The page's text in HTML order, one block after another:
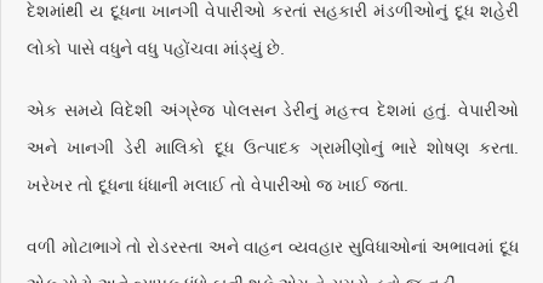
દેશમાંથી ય દૂધના ખાનગી વેપારીઓ કરતાં સહકારી મંડળીઓનું દૂધ શહેરી
લોકો પાસે વધુને વધુ પહોંચવા માંડ્યું છે.
એક સમયે વિદેશી અંગ્રેજ પોલસન ડેરીનું મહત્ત્વ દેશમાં હતું. વેપારીઓ
અને ખાનગી ડેરી માલિકો દૂધ ઉત્પાદક ગ્રામીણોનું ભારે શોષણ કરતા.
ખરેખર તો દૂધના ધંધાની મલાઈ તો વેપારીઓ જ ખાઈ જતા.
વળી મોટાભાગે તો રોડરસ્તા અને વાહન વ્યવહાર સુવિધાઓનાં અભાવમાં દૂધ